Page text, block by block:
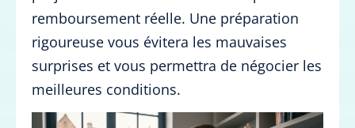
remboursement réelle. Une préparation
rigoureuse vous évitera les mauvaises
surprises et vous permettra de négocier les
meilleures conditions.